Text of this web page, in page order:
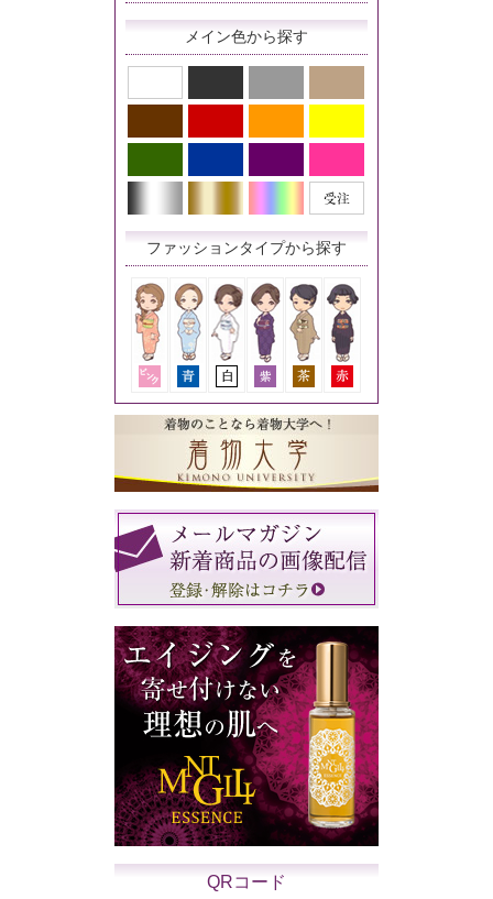
メイン色から探す
ファッションタイプから探す
QRコード